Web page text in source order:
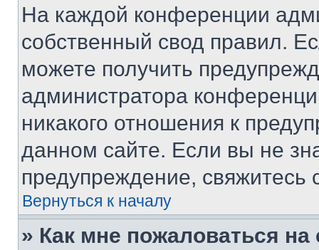
На каждой конференции
собственный свод правил.
можете получить
администратора
никакого отношения к
данном сайте. Если вы не
предупреждение,
Вернуться к началу
» Как мне пожаловаться